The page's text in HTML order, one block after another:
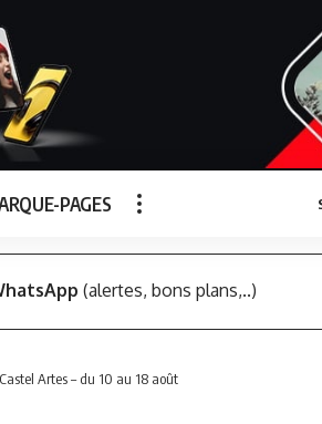
PAGES
(alertes, bons plans,..)
Artes – du 10 au 18 août